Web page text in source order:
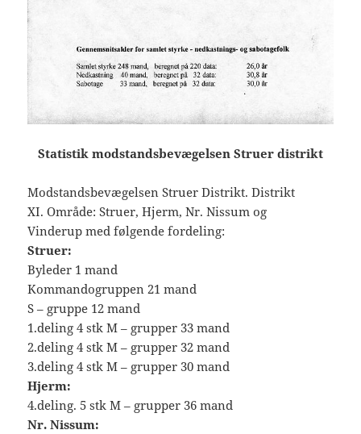
Statistik modstandsbevægelsen Struer distrikt
Modstandsbevægelsen Struer Distrikt. Distrikt
XI. Område: Struer, Hjerm, Nr. Nissum og
Vinderup med følgende fordeling:
Struer:
Byleder 1 mand
Kommandogruppen 21 mand
S – gruppe 12 mand
1.deling 4 stk M – grupper 33 mand
2.deling 4 stk M – grupper 32 mand
3.deling 4 stk M – grupper 30 mand
Hjerm:
4.deling. 5 stk M – grupper 36 mand
Nr. Nissum: